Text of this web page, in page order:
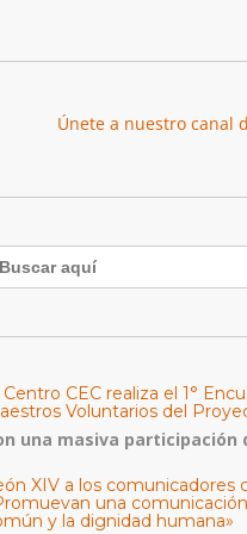
Únete a nuestro canal
Centro CEC realiza el 1°
Voluntarios del
una masiva participación
XIV a los comunicadores
una
y la dignidad humana»